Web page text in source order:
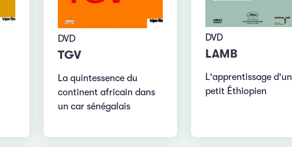
DVD
TGV
La quintessence du
continent africain dans
un car sénégalais
DVD
LAMB
L'apprentissage d'un
petit Éthiopien